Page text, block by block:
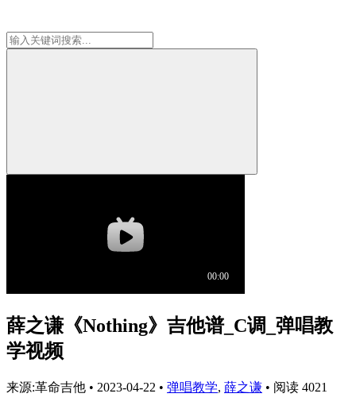
薛之谦《Nothing》吉他谱_C调_弹唱教
学视频
来源:革命吉他 • 2023-04-22 • 弹唱教学, 薛之谦 • 阅读 4021